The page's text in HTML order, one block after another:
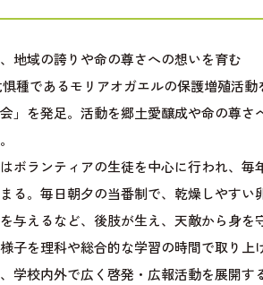
地域の誇りや命の尊さへの想いを育む
種であるモリアオガエルの保護増殖活
」を発足。活動を郷土愛醸成や命の尊
ボランティアの生徒を中心に行われ、
る。毎日朝夕の当番制で、乾燥しやす
与えるなど、後肢が生え、天敵から身
子を理科や総合的な学習の時間で取り
学校内外で広く啓発・広報活動を展開